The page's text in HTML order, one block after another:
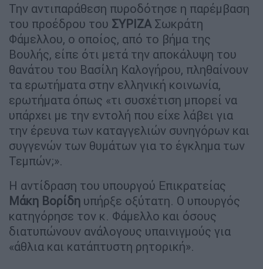
Την αντιπαράθεση πυροδότησε η παρέμβαση
του προέδρου του ΣΥΡΙΖΑ Σωκράτη
Φάμελλου, ο οποίος, από το βήμα της
Βουλής, είπε ότι μετά την αποκάλυψη του
θανάτου του Βασίλη Καλογήρου, πληθαίνουν
τα ερωτήματα στην ελληνική κοινωνία,
ερωτήματα όπως «τι συσχέτιση μπορεί να
υπάρχει με την εντολή που είχε λάβει για
την έρευνα των καταγγελιών συνηγόρων και
συγγενών των θυμάτων για το έγκλημα των
Τεμπών;».
Η αντίδραση του υπουργού Επικρατείας
Μάκη Βορίδη υπήρξε οξύτατη. Ο υπουργός
κατηγόρησε τον κ. Φάμελλο και όσους
διατυπώνουν ανάλογους υπαινιγμούς για
«άθλια και κατάπτυστη ρητορική».